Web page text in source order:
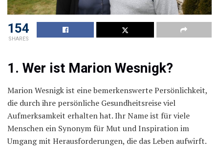
154
SHARES
1. Wer ist Marion Wesnigk?
Marion Wesnigk ist eine bemerkenswerte Persönlichkeit,
die durch ihre persönliche Gesundheitsreise viel
Aufmerksamkeit erhalten hat. Ihr Name ist für viele
Menschen ein Synonym für Mut und Inspiration im
Umgang mit Herausforderungen, die das Leben aufwirft.